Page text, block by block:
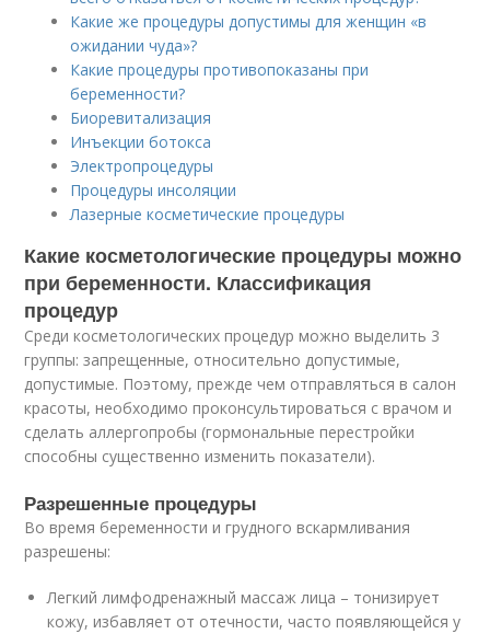
Какие же процедуры допустимы для женщин «в
ожидании чуда»?
Какие процедуры противопоказаны при
беременности?
Биоревитализация
Инъекции ботокса
Электропроцедуры
Процедуры инсоляции
Лазерные косметические процедуры
Какие косметологические процедуры можно
при беременности. Классификация
процедур
Среди косметологических процедур можно выделить 3
группы: запрещенные, относительно допустимые,
допустимые. Поэтому, прежде чем отправляться в салон
красоты, необходимо проконсультироваться с врачом и
сделать аллергопробы (гормональные перестройки
способны существенно изменить показатели).
Разрешенные процедуры
Во время беременности и грудного вскармливания
разрешены:
Легкий лимфодренажный массаж лица – тонизирует
кожу, избавляет от отечности, часто появляющейся у